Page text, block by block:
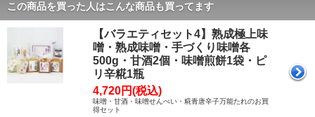
この商品を買った人はこんな商品も買ってます
【バラエティセット4】熟成極上味
噌・熟成味噌・手づくり味噌各
500g・甘酒2個・味噌煎餅1袋・ピ
リ辛糀1瓶
4,720円(税込)
味噌・甘酒・味噌せんべい・糀青唐辛子万能たれのお買
得セット